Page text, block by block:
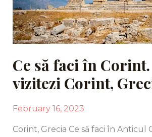
Ce să faci în Corint.
vizitezi Corint,
February 16, 2023
Corint, Grecia Ce să faci în Anticul
să
vizitezi
Corint,